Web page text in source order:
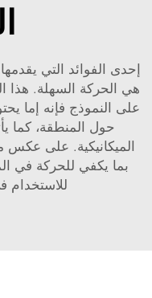
إحدى الفوائد التي
هي الحركة السهلة. هذا
على النموذج فإنه إما
حول المنطقة، كما
الميكانيكية. على عكس
بما يكفي للحركة في
للاستخدام